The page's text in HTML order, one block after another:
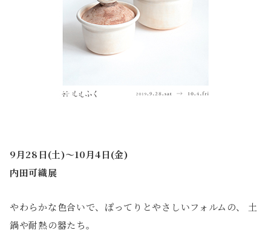
9月28日(土)〜10月4日(金)
内田可織展
やわらかな色合いで、ぽってりとやさしいフォルムの、 土
鍋や耐熱の器たち。